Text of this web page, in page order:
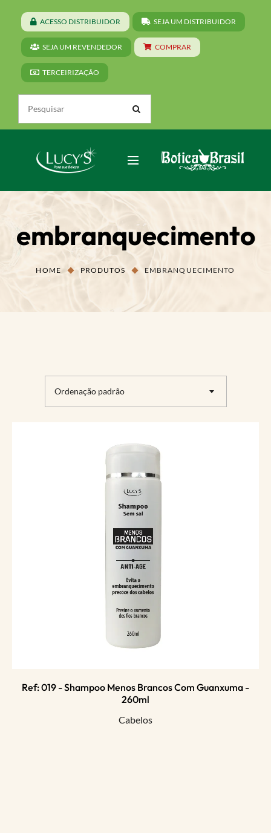
ACESSO DISTRIBUIDOR SEJA UM DISTRIBUIDOR
SEJA UM REVENDEDOR COMPRAR
TERCEIRIZAÇÃO
embranquecimento
HOME PRODUTOS EMBRANQUECIMENTO
Ordenação padrão
Ref: 019 - Shampoo Menos Brancos Com Guanxuma -
260ml
Cabelos